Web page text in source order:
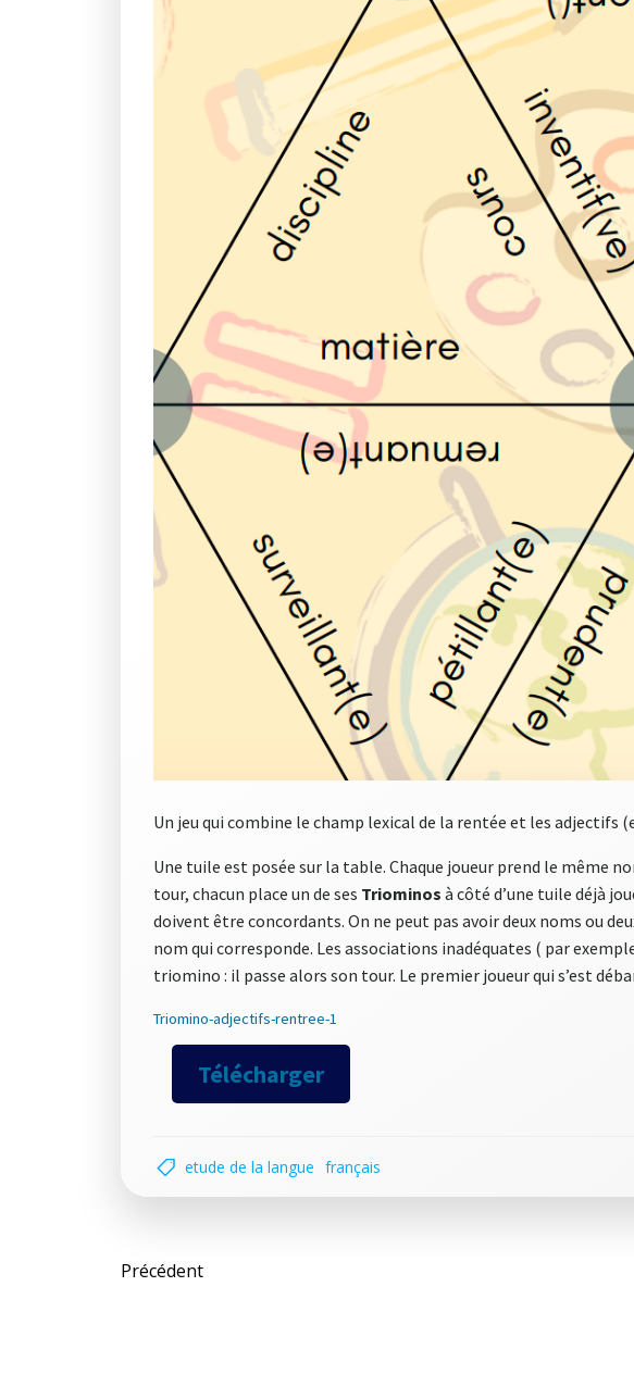
Un jeu qui combine le champ lexical de la rentée et les adjectifs
Une tuile est posée sur la table. Chaque joueur prend le même
tour, chacun place un de ses Triominos à côté d’une tuile déjà
doivent être concordants. On ne peut pas avoir deux noms ou
nom qui corresponde. Les associations inadéquates ( par
triomino : il passe alors son tour. Le premier joueur qui s’est
Triomino-adjectifs-rentree-1
Télécharger
etude de la langue français
Post
Précédent